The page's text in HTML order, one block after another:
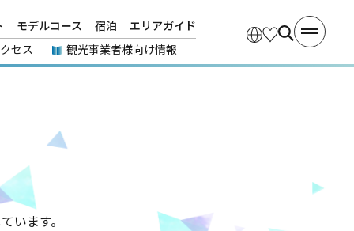
モデルコース 宿泊
エリアガイド
セス 観光事業者様向け情報
います。